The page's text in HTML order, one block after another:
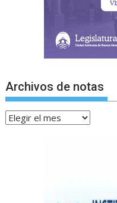
Archivos de notas
Archivos